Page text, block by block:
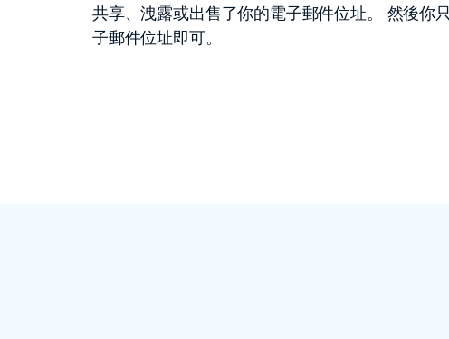
共享、洩露或出售了你的電子郵件位址。 然後你
子郵件位址即可。